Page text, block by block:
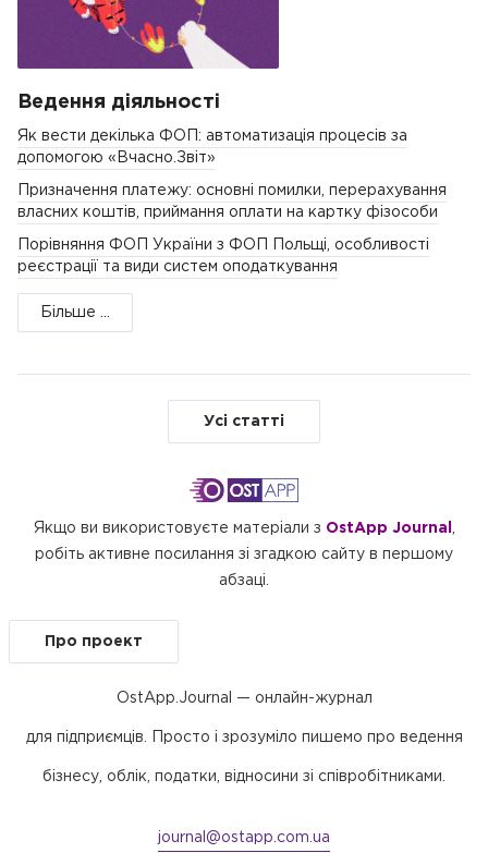
Ведення діяльності
Як вести декілька ФОП: автоматизація процесів за
допомогою «Вчасно.Звіт»
Призначення платежу: основні помилки, перерахування
власних коштів, приймання оплати на картку фізособи
Порівняння ФОП України з ФОП Польщі, особливості
реєстрації та види систем оподаткування
Більше ...
Усі статті
Якщо ви використовуєте матеріали з OstApp Journal
робіть активне посилання зі згадкою сайту в першому
абзаці.
Про проект
OstApp.Journal — онлайн-журнал
для підприємців. Просто і зрозуміло пишемо про ведення
бізнесу, облік, податки, відносини зі співробітниками.
journal@ostapp.com.ua